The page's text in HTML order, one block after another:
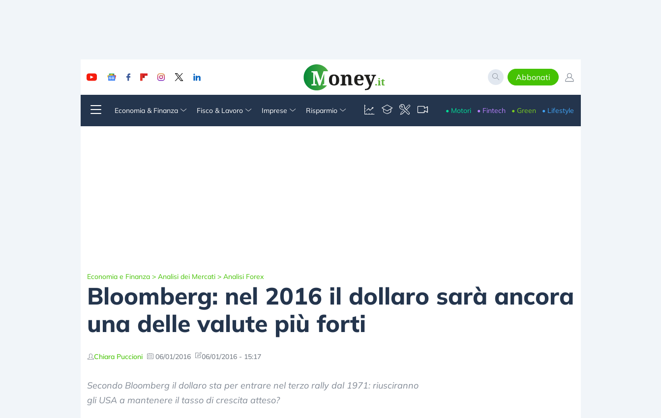
Abbonati
Economia & Finanza Fisco & Lavoro Imprese Risparmio • Motori • Fintech • Green • Lifestyle
Economia e Finanza > Analisi dei Mercati > Analisi Forex
Bloomberg: nel 2016 il dollaro sarà ancora
una delle valute più forti
Chiara Puccioni 06/01/2016 06/01/2016 - 15:17
Secondo Bloomberg il dollaro sta per entrare nel terzo rally dal 1971: riusciranno
gli USA a mantenere il tasso di crescita atteso?